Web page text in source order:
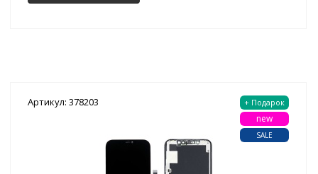
Артикул: 378203 + Подарок
new
SALE